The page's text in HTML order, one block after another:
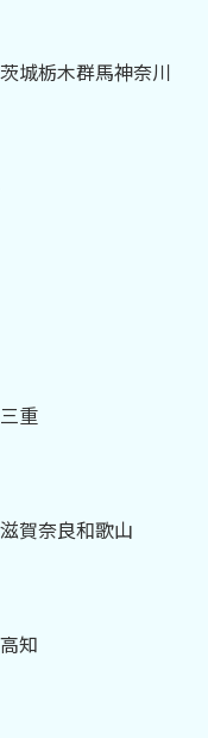
茨城栃木群馬神奈川
三重
滋賀奈良和歌山
高知